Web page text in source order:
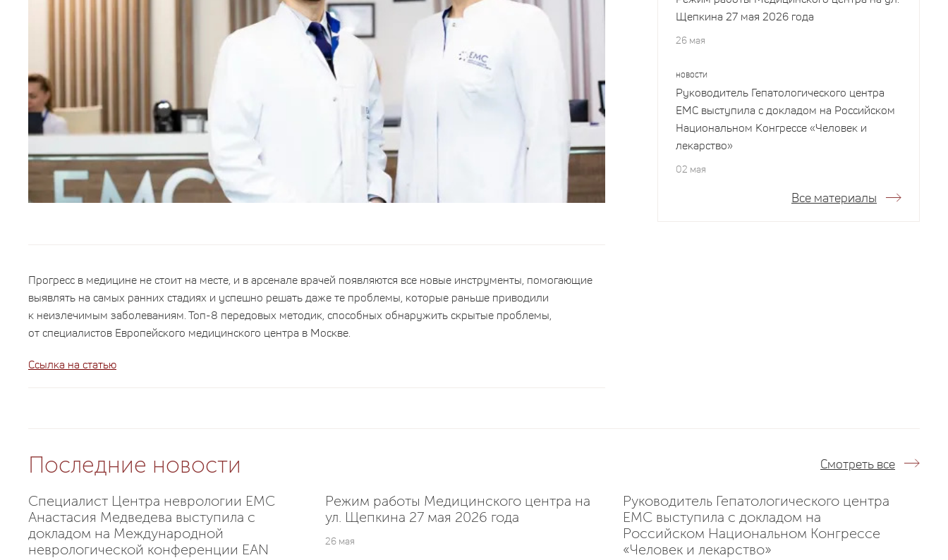
Прогресс в медицине не стоит на месте, и в арсенале врачей появляются все новые инструменты, помогающие
выявлять на самых ранних стадиях и успешно решать даже те проблемы, которые раньше приводили
к неизлечимым заболеваниям. Топ-8 передовых методик, способных обнаружить скрытые проблемы,
от специалистов Европейского медицинского центра в Москве.
Ссылка на статью
Щепкина 27 мая 2026 года
26 мая
НОВОСТИ
Руководитель Гепатологического центра
EMC выступила с докладом на Российском
Национальном Конгрессе «Человек и
лекарство»
02 мая
Все материалы
Последние новости
Специалист Центра неврологии EMC
Анастасия Медведева выступила с
докладом на Международной
неврологической конференции EAN
Режим работы Медицинского центра на
ул. Щепкина 27 мая 2026 года
26 мая
Руководитель Гепатологического центра
EMC выступила с докладом на
Российском Национальном Конгрессе
«Человек и лекарство»
Смотреть все